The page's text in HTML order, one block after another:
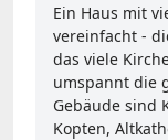
Ein Haus mit
vereinfacht -
das viele
umspannt die
Gebäude sind
Kopten,